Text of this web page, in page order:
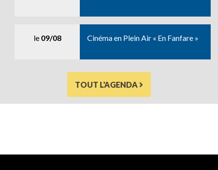
le 09/08 Cinéma en Plein Air « En Fanfare »
TOUT L'AGENDA